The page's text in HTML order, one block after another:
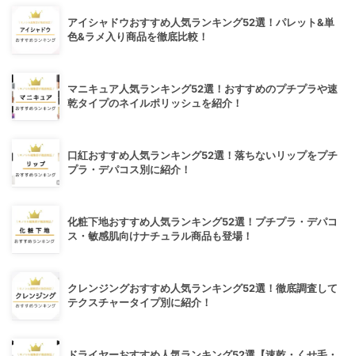
アイシャドウおすすめ人気ランキング52選！パレット&単
色&ラメ入り商品を徹底比較！
マニキュア人気ランキング52選！おすすめのプチプラや速
乾タイプのネイルポリッシュを紹介！
口紅おすすめ人気ランキング52選！落ちないリップをプチ
プラ・デパコス別に紹介！
化粧下地おすすめ人気ランキング52選！プチプラ・デパコ
ス・敏感肌向けナチュラル商品も登場！
クレンジングおすすめ人気ランキング52選！徹底調査して
テクスチャータイプ別に紹介！